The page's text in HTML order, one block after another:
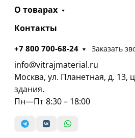
О товарах
Контакты
+7 800 700-68-24 Заказать
info@vitrajmaterial.ru
Москва, ул. Планетная, д. 13,
здания.
Пн—Пт 8:30 – 18:00